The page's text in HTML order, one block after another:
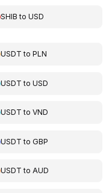
SHIB toUSD
USDT toPLN
USDT toUSD
USDT toVND
USDT toGBP
USDT toAUD